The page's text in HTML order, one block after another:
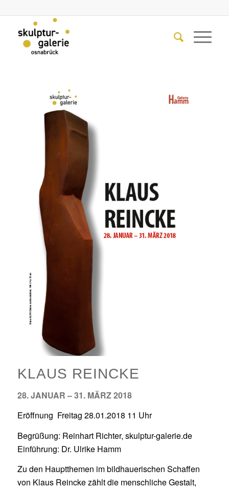
KLAUS REINCKE
28. JANUAR – 31. MÄRZ 2018
Eröffnung Freitag 28.01.2018 11 Uhr
Begrüßung: Reinhart Richter, skulptur-galerie.de
Einführung: Dr. Ulrike Hamm
Zu den Hauptthemen im bildhauerischen Schaffen
von Klaus Reincke zählt die menschliche Gestalt,